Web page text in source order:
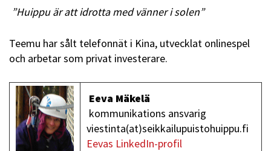
”Huippu är att idrotta med vänner i solen”
Teemu har sålt telefonnät i Kina, utvecklat onlinespel
och arbetar som privat investerare.
Eeva Mäkelä
kommunikations ansvarig
viestinta(at)seikkailupuistohuippu.fi
Eevas LinkedIn-profil